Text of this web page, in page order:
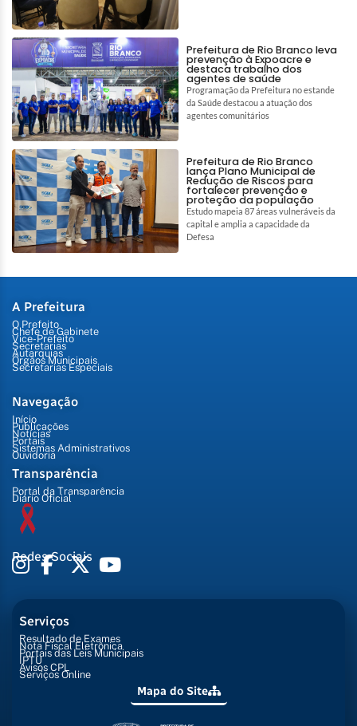
Prefeitura de Rio Branco leva
prevenção à Expoacre e
destaca trabalho dos
agentes de saúde
Programação da Prefeitura no estande
da Saúde destacou a atuação dos
agentes comunitários
Prefeitura de Rio Branco
lança Plano Municipal de
Redução de Riscos para
fortalecer prevenção e
proteção da população
Estudo mapeia 87 áreas vulneráveis da
capital e amplia a capacidade da
Defesa
A Prefeitura
O Prefeito
Chefe de Gabinete
Vice-Prefeito
Secretarias
Autarquias
Órgãos Municipais
Secretarias Especiais
Navegação
Início
Publicações
Notícias
Portais
Sistemas Administrativos
Ouvidoria
Transparência
Portal da Transparência
Diário Oficial
Redes Sociais
Serviços
Resultado de Exames
Nota Fiscal Eletrônica
Portais das Leis Municipais
IPTU
Avisos CPL
Serviços Online
Mapa do Site